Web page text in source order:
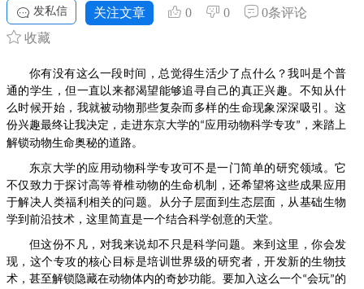
发私信 关注文章 0 0
0条评论
收藏
你有没有这么 一段时间，总觉得生活少了点什么？我叫是个普
通的学生，但一直以来都渴望能够追寻自己的真正兴趣。不知从什
么时候开始，我就被动物那些复杂而多样的生命现象深深吸引。这
份兴趣最终让我决定，走进东京大学的“应用动物科学专攻” ，来踏上
解锁动物生命奥秘的道路。
东京大学的应用动物科学专攻可不是一门简单的研究领域。它
不仅致力于探讨高等脊椎动物的生命机制，还希望将这些成果应用
于解决人类福利相关的问题。从分子层面到生态层面，从基础生物
学到前沿技术，这里简直是一个结合科学创意的天堂。
但这份不凡，对我来说却不只是科学问题。来到这里，你会发
现，这个专攻的核心目标是培训世界级的研究者，开发新的生物技
术，甚至解锁隐藏在动物体内的奇妙功能。要加入这么一个“会玩”的